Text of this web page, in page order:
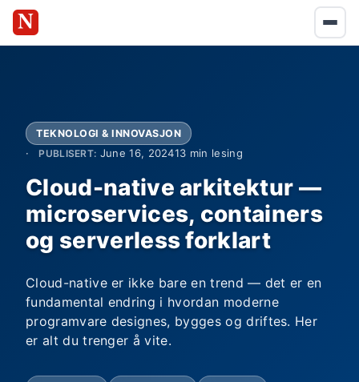
TEKNOLOGI & INNOVASJON
PUBLISERT: June 16, 202413 min lesing
Cloud-native arkitektur —
microservices, containers
og serverless forklart
Cloud-native er ikke bare en trend — det er en
fundamental endring i hvordan moderne
programvare designes, bygges og driftes. Her
er alt du trenger å vite.